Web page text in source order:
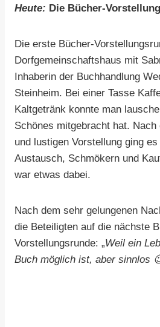
Heute: Die Bücher-
Die erste Bücher-
Dorfgemeinschaftshaus mit
Inhaberin der Buchhandlung
Steinheim. Bei einer Tasse
Kaltgetränk konnte man
Schönes mitgebracht hat.
und lustigen Vorstellung ging
Austausch, Schmökern und
war etwas dabei.
Nach dem sehr gelungenen
die Beteiligten auf die nächste
Vorstellungsrunde: „Weil ein
Buch möglich ist, aber sinnlos